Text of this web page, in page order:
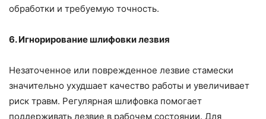
обработки и требуемую точность.
6. Игнорирование шлифовки лезвия
Незаточенное или поврежденное лезвие стамески
значительно ухудшает качество работы и увеличивает
риск травм. Регулярная шлифовка помогает
поддерживать лезвие в рабочем состоянии. Для